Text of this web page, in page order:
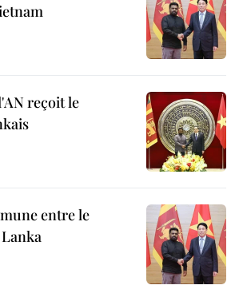
reçoit le
entre le